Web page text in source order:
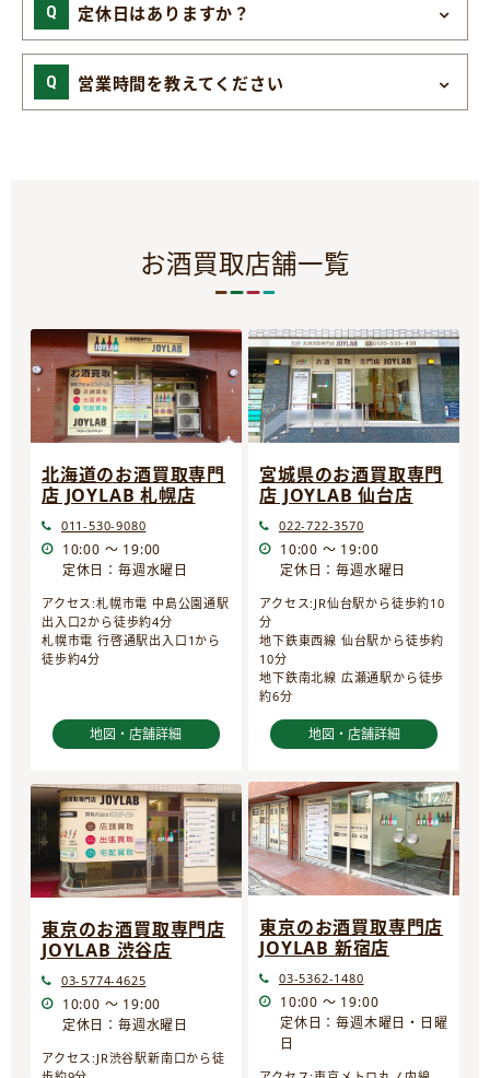
定休日はありますか？
営業時間を教えてください
お酒買取店舗一覧
北海道のお酒買取専門
店 JOYLAB 札幌店
011-530-9080
10:00 ～ 19:00
定休日：毎週水曜日
アクセス:札幌市電 中島公園通駅
出入口2から徒歩約4分
札幌市電 行啓通駅出入口1から
徒歩約4分
地図・店舗詳細
宮城県のお酒買取専門
店 JOYLAB 仙台店
022-722-3570
10:00 ～ 19:00
定休日：毎週水曜日
アクセス:JR仙台駅から徒歩約10
分
地下鉄東西線 仙台駅から徒歩約
10分
地下鉄南北線 広瀬通駅から徒歩
約6分
地図・店舗詳細
東京のお酒買取専門店
JOYLAB 渋谷店
03-5774-4625
10:00 ～ 19:00
定休日：毎週水曜日
アクセス:JR渋谷駅新南口から徒
東京のお酒買取専門店
JOYLAB 新宿店
03-5362-1480
10:00 ～ 19:00
定休日：毎週木曜日・日曜
日